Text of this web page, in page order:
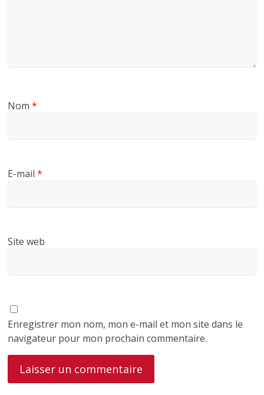
Nom*
E-mail*
Site web
Enregistrer mon nom, mon e-mail et mon site dans le
navigateur pour mon prochain commentaire.